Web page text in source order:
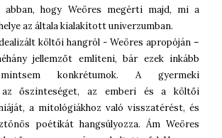
abban, hogy Weöres megérti majd, mi a
az általa kialakított univerzumban.
költői hangról - Weöres apropóján –
jellemzőt említeni, bár ezek inkább
konkrétumok. A gyermeki
az őszinteséget, az emberi és a költői
a mitológiákhoz való visszatérést, és
poétikát hangsúlyozza. Ám Weöres